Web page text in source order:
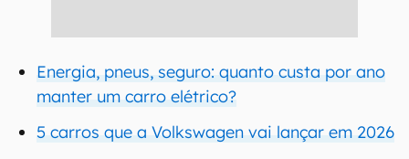
Energia, pneus, seguro: quanto custa por ano
manter um carro elétrico?
5 carros que a Volkswagen vai lançar em 2026